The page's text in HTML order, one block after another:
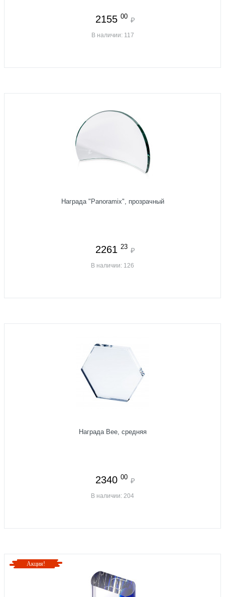
2155 00 ₽
В наличии: 117
Награда "Panoramix", прозрачный
2261 23 ₽
В наличии: 126
Награда Bee, средняя
2340 00 ₽
В наличии: 204
Акция!